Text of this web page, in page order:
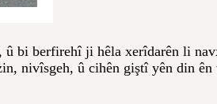
bi berfirehî ji hêla xerîdarên li
nivîsgeh, û cihên giştî yên din